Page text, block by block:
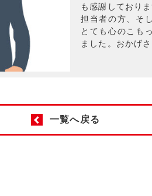
も感謝しておりま
担当者の方、そ
とても心のこも
ました。おかげ
一覧へ戻る